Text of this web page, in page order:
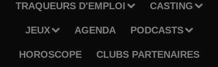
TRAQUEURS D'EMPLOI CASTING
JEUX AGENDA PODCASTS
HOROSCOPE CLUBS PARTENAIRES